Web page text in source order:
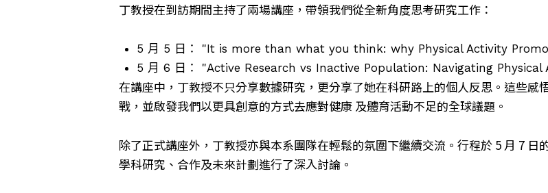
丁教授在到訪期間主持了兩場講座，帶領我們從全新角度思考研究工作：
5 月 5 日： "It is more than what you think: why Physical Activity
5 月 6 日： "Active Research vs Inactive Population: Navigating
在講座中，丁教授不只分享數據研究，更分享了她在科研路上的個人反思。這些感
戰，並啟發我們以更具創意的方式去應對健康 及體育活動不足的全球議題。
除了正式講座外，丁教授亦與本系團隊在輕鬆的氛圍下繼續交流。行程於 5 月 7
學科研究、合作及未來計劃進行了深入討論。